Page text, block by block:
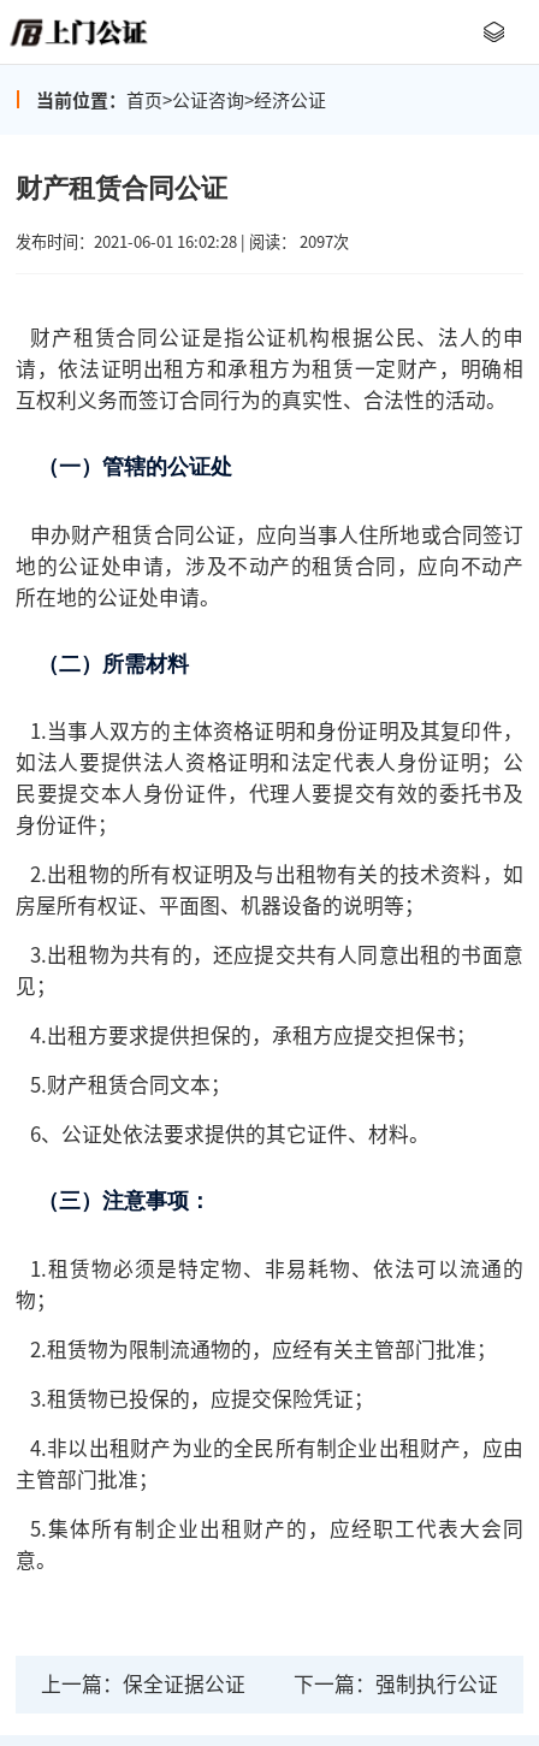
当前位置： 首页>公证咨询>经济公证
财产租赁合同公证
发布时间：2021-06-01 16:02:28 | 阅读： 2097次
财产租赁合同公证是指公证机构根据公民、法人的申
请，依法证明出租方和承租方为租赁一定财产，明确相
互权利义务而签订合同行为的真实性、合法性的活动。
（一）管辖的公证处
申办财产租赁合同公证，应向当事人住所地或合同签订
地的公证处申请，涉及不动产的租赁合同，应向不动产
所在地的公证处申请。
（二）所需材料
1.当事人双方的主体资格证明和身份证明及其复印件，
如法人要提供法人资格证明和法定代表人身份证明；公
民要提交本人身份证件，代理人要提交有效的委托书及
身份证件；
2.出租物的所有权证明及与出租物有关的技术资料，如
房屋所有权证、平面图、机器设备的说明等；
3.出租物为共有的，还应提交共有人同意出租的书面意
见；
4.出租方要求提供担保的，承租方应提交担保书；
5.财产租赁合同文本；
6、公证处依法要求提供的其它证件、材料。
（三）注意事项：
1.租赁物必须是特定物、非易耗物、依法可以流通的
物；
2.租赁物为限制流通物的，应经有关主管部门批准；
3.租赁物已投保的，应提交保险凭证；
4.非以出租财产为业的全民所有制企业出租财产，应由
主管部门批准；
5.集体所有制企业出租财产的，应经职工代表大会同
意。
上一篇： 保全证据公证 下一篇：强制执行公证